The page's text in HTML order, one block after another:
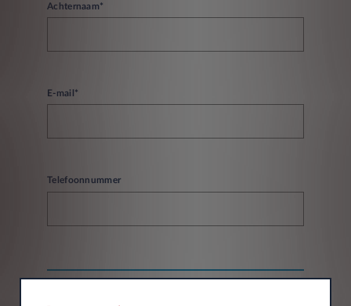
Achternaam*
E-mail*
Telefoonnummer